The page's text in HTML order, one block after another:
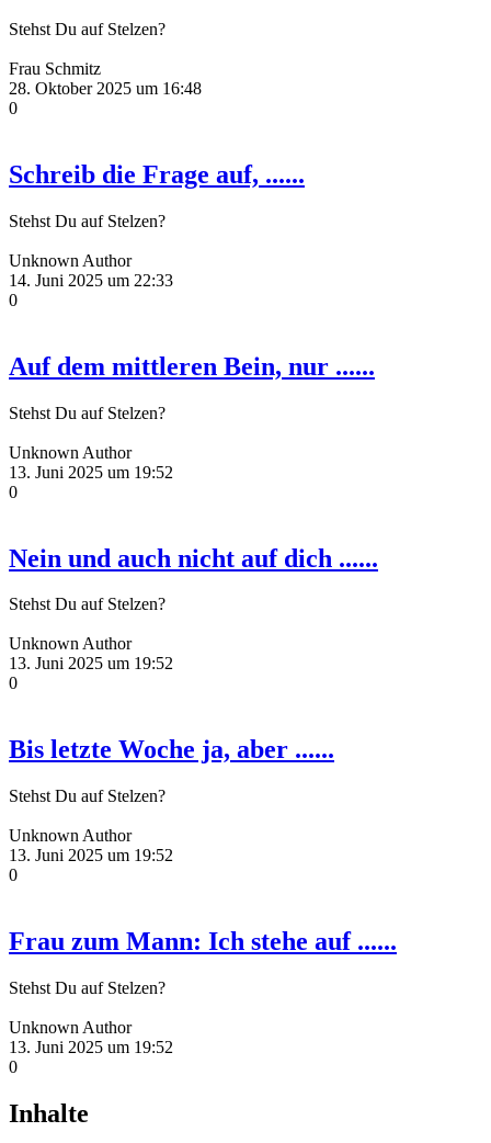
Stehst Du auf Stelzen?
Frau Schmitz
28. Oktober 2025 um 16:48
0
Schreib die Frage auf, ......
Stehst Du auf Stelzen?
Unknown Author
14. Juni 2025 um 22:33
0
Auf dem mittleren Bein, nur ......
Stehst Du auf Stelzen?
Unknown Author
13. Juni 2025 um 19:52
0
Nein und auch nicht auf dich ......
Stehst Du auf Stelzen?
Unknown Author
13. Juni 2025 um 19:52
0
Bis letzte Woche ja, aber ......
Stehst Du auf Stelzen?
Unknown Author
13. Juni 2025 um 19:52
0
Frau zum Mann: Ich stehe auf ......
Stehst Du auf Stelzen?
Unknown Author
13. Juni 2025 um 19:52
0
Inhalte